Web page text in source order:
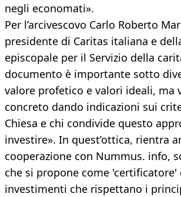
negli economati».
Per l’arcivescovo Carlo Roberto
presidente di Caritas italiana e
episcopale per il Servizio della
documento è importante sotto
valore profetico e valori ideali, ma
concreto dando indicazioni sui
Chiesa e chi condivide questo
investire». In quest’ottica, rientra
cooperazione con Nummus. info,
che si propone come 'certificatore'
investimenti che rispettano i